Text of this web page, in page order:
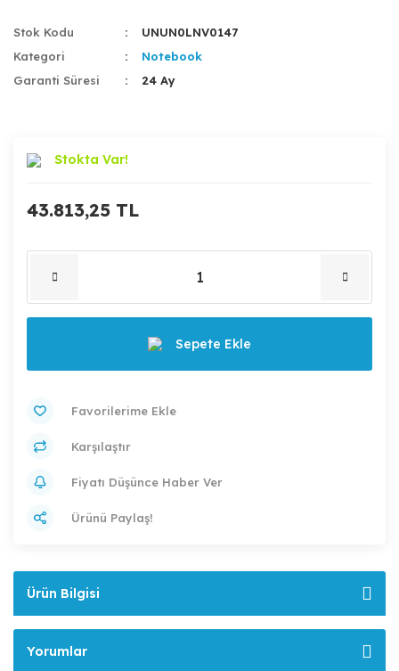
Stok Kodu
UNUN0LNV0147
Kategori
Notebook
Garanti Süresi
24 Ay
Stokta Var!
43.813,25 TL
Sepete Ekle
Karşılaştır
Fiyatı Düşünce Haber Ver
Ürünü Paylaş!
Ürün Bilgisi
Yorumlar